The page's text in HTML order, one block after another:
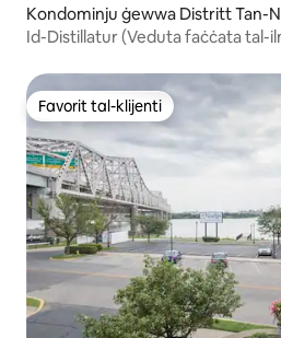
Kondominju ġewwa Distritt Tan-
rali
Id-Distillatur (Veduta faċċata tal-
Favorit tal-klijenti
Favorit tal-klijenti